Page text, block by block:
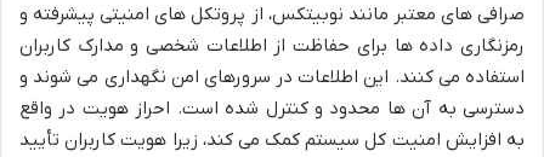
صرافی های معتبر مانند نوبیتکس، از پروتکل های امنیتی پیشرفته و
رمزنگاری داده ها برای حفاظت از اطلاعات شخصی و مدارک کاربران
استفاده می کنند. این اطلاعات در سرورهای امن نگهداری می شوند و
دسترسی به آن ها محدود و کنترل شده است. احراز هویت در واقع
به افزایش امنیت کل سیستم کمک می کند، زیرا هویت کاربران تأیید